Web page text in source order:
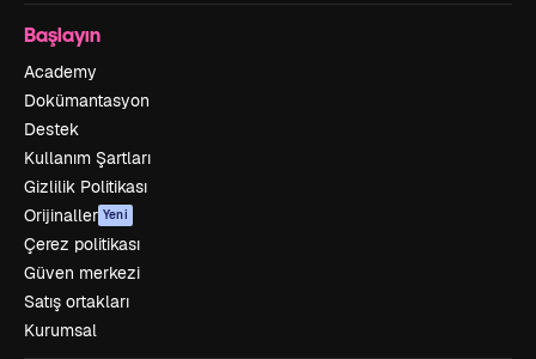
Başlayın
Academy
Dokümantasyon
Destek
Kullanım Şartları
Gizlilik Politikası
Orijinaller Yeni
Çerez politikası
Güven merkezi
Satış ortakları
Kurumsal